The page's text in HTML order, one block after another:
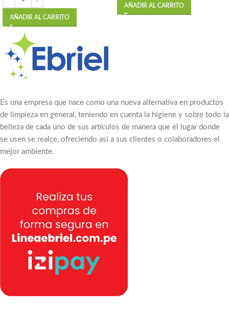
AÑADIR AL CARRITO
AÑADIR AL CARRITO
Es una empresa que nace como una nueva alternativa en productos
de limpieza en general, teniendo en cuenta la higiene y sobre todo la
belleza de cada uno de sus artículos de manera que el lugar donde
se usen se realce, ofreciendo asi a sus clientes o colaboradores el
mejor ambiente.